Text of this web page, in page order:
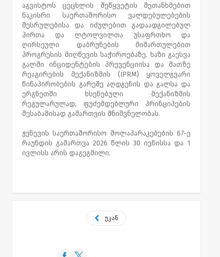
აგვისტოს ცეცხლის შეწყვეტის შეთანხმებით
ნაკისრი საერთაშორისო ვალდებულებების
შესრულებისა და იძულებით გადაადგილებულ
პირთა და ლტოლვილთა უსაფრთხო და
ღირსეული დაბრუნების მიმართულებით
პროგრესის მიღწევის საჭიროებაზე. ხაზი გაესვა
გალში ინციდენტების პრევენციისა და მათზე
რეაგირების მექანიზმის (IPRM) ყოველგვარი
წინაპირობების გარეშე აღდგენის და გალსა და
ერგნეთში ხსენებული მექანიზმის
რეგულარულად, ფუძემდებლური პრინციპების
შესაბამისად გამართვის მნიშვნელობას.
ჟენევის საერთაშორისო მოლაპარაკებების 67-ე
რაუნდის გამართვა 2026 წლის 30 ივნისსა და 1
ივლისს არის დაგეგმილი.
უკან